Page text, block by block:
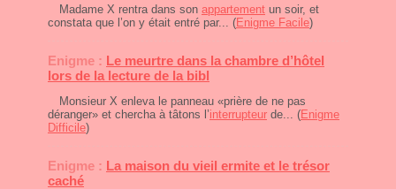
Madame X rentra dans son appartement un soir, et
constata que l’on y était entré par... (Enigme Facile)
Enigme : Le meurtre dans la chambre d’hôtel
lors de la lecture de la bibl
Monsieur X enleva le panneau «prière de ne pas
déranger» et chercha à tâtons l’interrupteur de... (Enigme
Difficile)
Enigme : La maison du vieil ermite et le trésor
caché